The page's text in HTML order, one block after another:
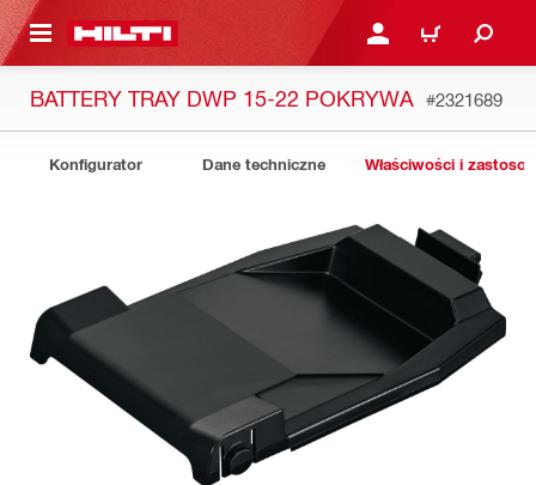
GŁÓWNEJ ZALOGUJ SIĘ LUB
KOSZYK
BATTERY TRAY DWP 15-22 POKRYWA #2321689
Konfigurator Dane techniczne Właściwości i